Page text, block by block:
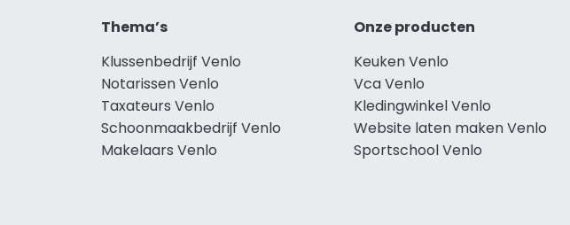
Thema’s
Klussenbedrijf Venlo
Notarissen Venlo
Taxateurs Venlo
Schoonmaakbedrijf Venlo
Makelaars Venlo
Onze producten
Keuken Venlo
Vca Venlo
Kledingwinkel Venlo
Website laten maken Venlo
Sportschool Venlo